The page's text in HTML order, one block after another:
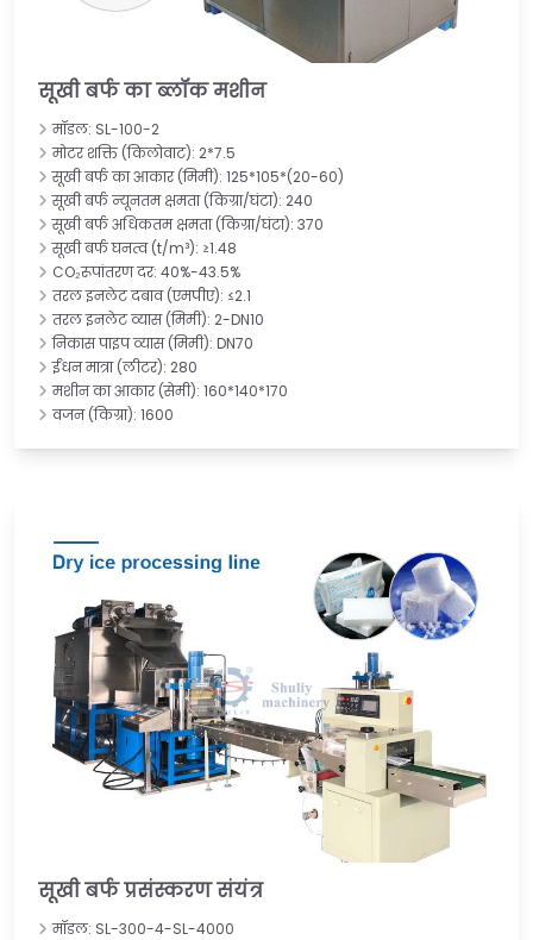
सूखी बर्फ का ब्लॉक मशीन
मॉडल: SL-100-2
मोटर शक्ति (किलोवाट): 2*7.5
सूखी बर्फ का आकार (मिमी): 125*105*(20-60)
सूखी बर्फ न्यूनतम क्षमता (किग्रा/घंटा): 240
सूखी बर्फ अधिकतम क्षमता (किग्रा/घंटा): 370
सूखी बर्फ घनत्व (t/m³): ≥1.48
CO₂रूपांतरण दर: 40%-43.5%
तरल इनलेट दबाव (एमपीए): ≤2.1
तरल इनलेट व्यास (मिमी): 2-DN10
निकास पाइप व्यास (मिमी): DN70
ईंधन मात्रा (लीटर): 280
मशीन का आकार (सेमी): 160*140*170
वजन (किग्रा): 1600
सूखी बर्फ प्रसंस्करण संयंत्र
मॉडल: SL-300-4-SL-4000